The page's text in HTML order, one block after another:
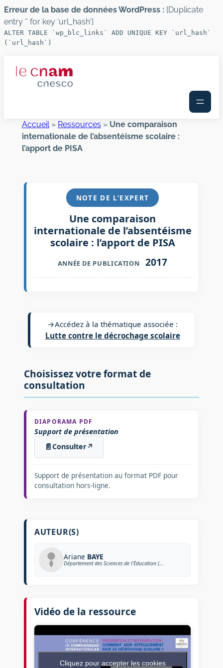
Erreur de la base de données WordPress : [Duplicate
entry '' for key 'url_hash']
ALTER TABLE `wp_blc_links` ADD UNIQUE KEY `url_hash`
(`url_hash`)
Accueil» Ressources» Une comparaison
internationale de l’absentéisme scolaire :
l’apport de PISA
NOTE DE L’EXPERT
Une comparaison
internationale de l’absentéisme
scolaire : l’apport de PISA
ANNÉE DE PUBLICATION 2017
→Accédez à la thématique associée :
Lutte contre le décrochage scolaire
Choisissez votre format de
consultation
DIAPORAMA PDF
Support de présentation
📄Consulter↗
Support de présentation au format PDF pour
consultation hors-ligne.
AUTEUR(S)
Ariane BAYE
Département des Sciences de l’Éducation (Université de Liège)
Vidéo de la ressource
Cliquez pour accepter les cookies